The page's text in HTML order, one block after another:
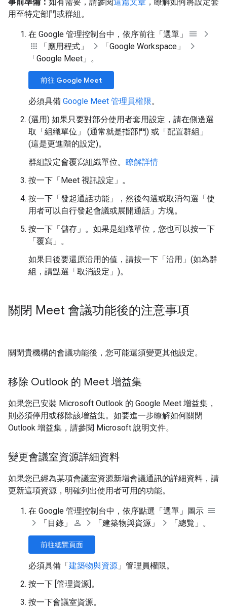
用至特定部門或群組。
在 Google 管理控制台中，依序前往「選單」
「應用程式」
「Google Workspace」
「Google Meet」 。
前往 Google Meet
必須具備 Google Meet 管理員權限。
(選用) 如果只要對部分使用者套用設定，請在側邊選
取「組織單位」
(通常就是指部門) 或「配置群組」
(這是更進階的設定)。
群組設定會覆寫組織單位。 瞭解詳情
按一下「Meet 視訊設定」 。
按一下「發起通話功能」
，然後勾選或取消勾選「使
用者可以自行發起會議或展開通話」 方塊。
按一下「儲存」 。如果是組織單位，您也可以按一下
「覆寫」 。
如果日後要還原沿用的值，請按一下「沿用」 (如為群
組，請點選「取消設定」 )。
關閉 Meet 會議功能後的注意事項
關閉貴機構的會議功能後，您可能還須變更其他設定。
移除 Outlook 的 Meet 增益集
如果您已安裝 Microsoft Outlook 的 Google Meet 增益集，
則必須停用或移除該增益集。如要進一步瞭解如何關閉
Outlook 增益集，請參閱 Microsoft 說明文件。
變更會議室資源詳細資料
如果您已經為某項會議室資源新增會議通訊的詳細資料，請
更新這項資源，明確列出使用者可用的功能。
在 Google 管理控制台中，依序點選「選單」圖示
「目錄」
「建築物與資源」 「總覽」 。
前往總覽頁面
必須具備「建築物與資源 」管理員權限。
按一下 [管理資源]。
按一下會議室資源。